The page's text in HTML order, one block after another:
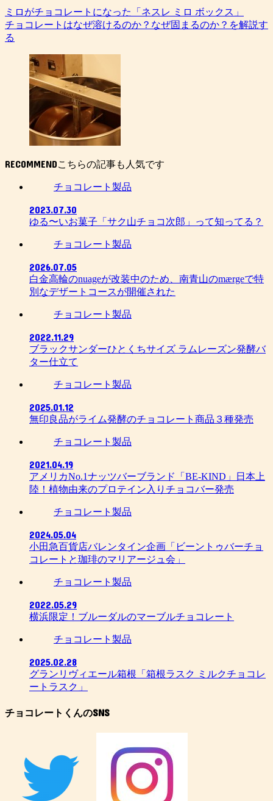
ミロがチョコレートになった「ネスレ ミロ ボックス」
チョコレートはなぜ溶けるのか？なぜ固まるのか？を解説す
る
RECOMMEND
チョコレート製品
2023.07.30
ゆる〜いお菓子「サク山チョコ次郎」って知ってる？
チョコレート製品
2026.07.05
白金高輪のnuageが改装中のため、南青山のmærgeで特
別なデザートコースが開催された
チョコレート製品
2022.11.29
ブラックサンダーひとくちサイズ ラムレーズン発酵バ
ター仕立て
チョコレート製品
2025.01.12
無印良品がライム発酵のチョコレート商品３種発売
チョコレート製品
2021.04.19
アメリカNo.1ナッツバーブランド「BE-KIND」日本上
陸！植物由来のプロテイン入りチョコバー発売
チョコレート製品
2024.05.04
小田急百貨店バレンタイン企画「ビーントゥバーチョ
コレートと珈琲のマリアージュ会」
チョコレート製品
2022.05.29
横浜限定！ブルーダルのマーブルチョコレート
チョコレート製品
2025.02.28
グランリヴィエール箱根「箱根ラスク ミルクチョコレ
ートラスク」
チョコレートくんのSNS